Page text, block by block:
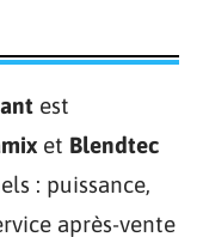
est
et Blendtec
: puissance,
après-vente